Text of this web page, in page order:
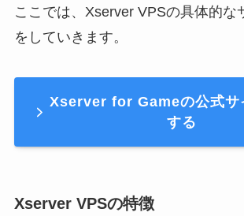
ここでは、Xserver VPSの具体的な
をしていきます。
Xserver for Gameの公式サ
する
Xserver VPSの特徴